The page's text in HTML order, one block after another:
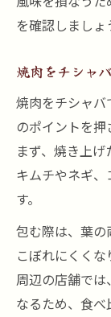
を確認しましょ
焼肉をチシャ
焼肉をチシャ
のポイントを押
まず、焼き上
キムチやネギ
す。
包む際は、葉
こぼれにくく
周辺の店舗で
なるため、食